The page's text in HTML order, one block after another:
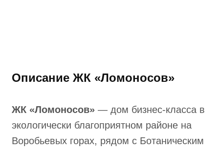
Описание ЖК «Ломоносов»
ЖК «Ломоносов» — дом бизнес-класса в
экологически благоприятном районе на
Воробьевых горах, рядом с Ботаническим